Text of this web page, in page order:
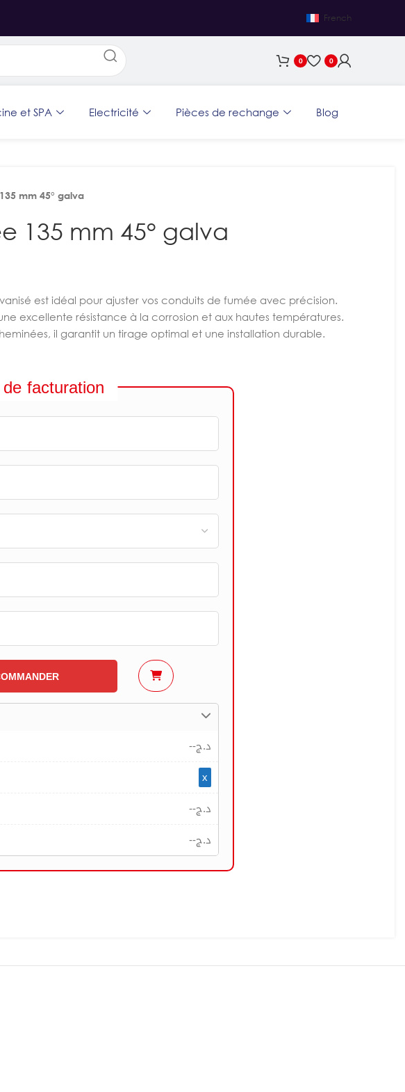
French
0 0
et SPA Electricité Pièces de rechange Blog
mm 45° galva
135 mm 45° galva
est idéal pour ajuster vos conduits de fumée avec précision.
excellente résistance à la corrosion et aux hautes températures.
il garantit un tirage optimal et une installation durable.
facturation
--د.ج
x
--د.ج
--د.ج